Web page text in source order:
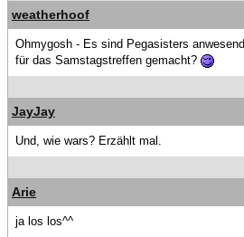
weatherhoof
Ohmygosh - Es sind Pegasisters
für das Samstagstreffen gemacht?
JayJay
Und, wie wars? Erzählt mal.
Arie
ja los los^^